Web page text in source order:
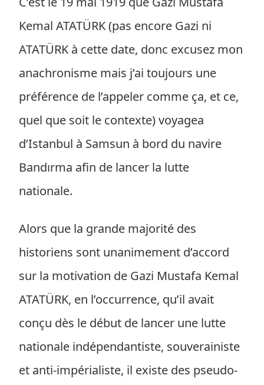
Kemal ATATÜRK (pas encore Gazi ni
ATATÜRK à cette date, donc excusez mon
anachronisme mais j’ai toujours une
préférence de l’appeler comme ça, et ce,
quel que soit le contexte) voyagea
d’Istanbul à Samsun à bord du navire
Bandırma afin de lancer la lutte
nationale.
Alors que la grande majorité des
historiens sont unanimement d’accord
sur la motivation de Gazi Mustafa Kemal
ATATÜRK, en l’occurrence, qu’il avait
conçu dès le début de lancer une lutte
nationale indépendantiste, souverainiste
et anti-impérialiste, il existe des pseudo-